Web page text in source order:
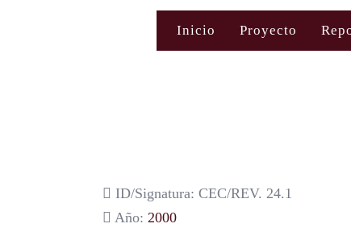
Inicio Proyecto
ID/Signatura: CEC/REV. 24.1
Año: 2000